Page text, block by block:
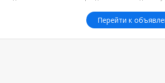
Перейти к